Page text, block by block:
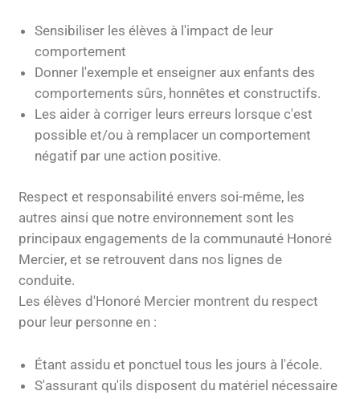
Sensibiliser les élèves à l'impact de leur
comportement
Donner l'exemple et enseigner aux enfants des
comportements sûrs, honnêtes et constructifs.
Les aider à corriger leurs erreurs lorsque c'est
possible et/ou à remplacer un comportement
négatif par une action positive.
Respect et responsabilité envers soi-même, les
autres ainsi que notre environnement sont les
principaux engagements de la communauté Honoré
Mercier, et se retrouvent dans nos lignes de
conduite.
Les élèves d'Honoré Mercier montrent du respect
pour leur personne en :
Étant assidu et ponctuel tous les jours à l'école.
S'assurant qu'ils disposent du matériel nécessaire